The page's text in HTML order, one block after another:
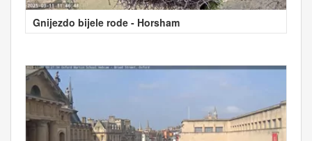
Gnijezdo bijele rode - Horsham